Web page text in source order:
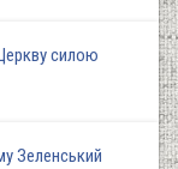
силою
Зеленський